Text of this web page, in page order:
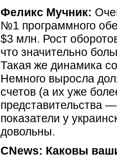
Феликс Мучник:
№1 программного
$3 млн. Рост
что значительно
Такая же динамика
Немного выросла
счетов (а их уже
представительства
показатели у
довольны.
CNews: Каковы